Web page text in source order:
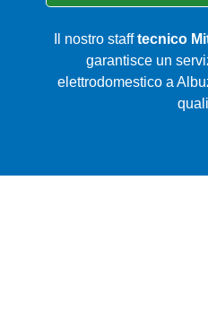
Il nostro stafftecnico
garantisce un
elettrodomestico a